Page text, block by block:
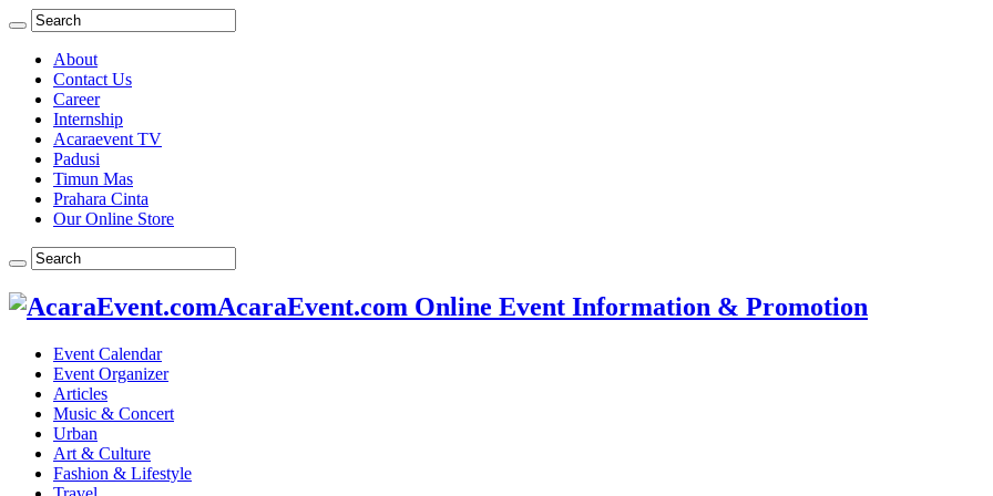
About
Contact Us
Career
Internship
Acaraevent TV
Padusi
Timun Mas
Prahara Cinta
Our Online Store
AcaraEvent.com Online Event Information & Promotion
Event Calendar
Event Organizer
Articles
Music & Concert
Urban
Art & Culture
Fashion & Lifestyle